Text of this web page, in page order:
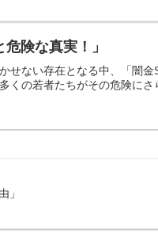
険な真実！」
せない存在となる中、「闇
くの若者たちがその危険にさ
」